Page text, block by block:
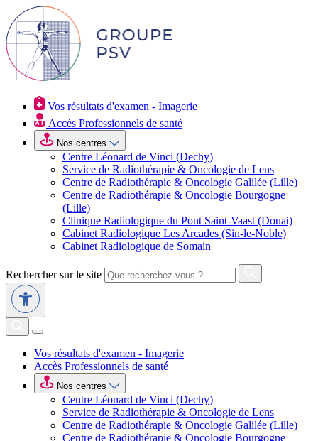
Vos résultats d'examen - Imagerie
Accès Professionnels de santé
Nos centres
Centre Léonard de Vinci (Dechy)
Service de Radiothérapie & Oncologie de Lens
Centre de Radiothérapie & Oncologie Galilée (Lille)
Centre de Radiothérapie & Oncologie Bourgogne
(Lille)
Clinique Radiologique du Pont Saint-Vaast (Douai)
Cabinet Radiologique Les Arcades (Sin-le-Noble)
Cabinet Radiologique de Somain
Rechercher sur le site
Vos résultats d'examen - Imagerie
Accès Professionnels de santé
Nos centres
Centre Léonard de Vinci (Dechy)
Service de Radiothérapie & Oncologie de Lens
Centre de Radiothérapie & Oncologie Galilée (Lille)
Centre de Radiothérapie & Oncologie Bourgogne